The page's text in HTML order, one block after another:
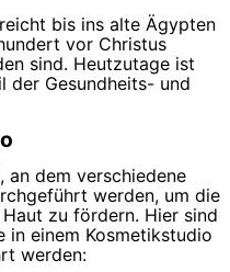
bis ins alte Ägypten
vor Christus
sind. Heutzutage ist
der Gesundheits- und
an dem verschiedene
werden, um die
zu fördern. Hier sind
in einem Kosmetikstudio
werden: